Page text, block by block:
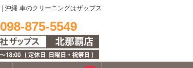
沖縄 車のクリーニングはザップス
098-875-5549